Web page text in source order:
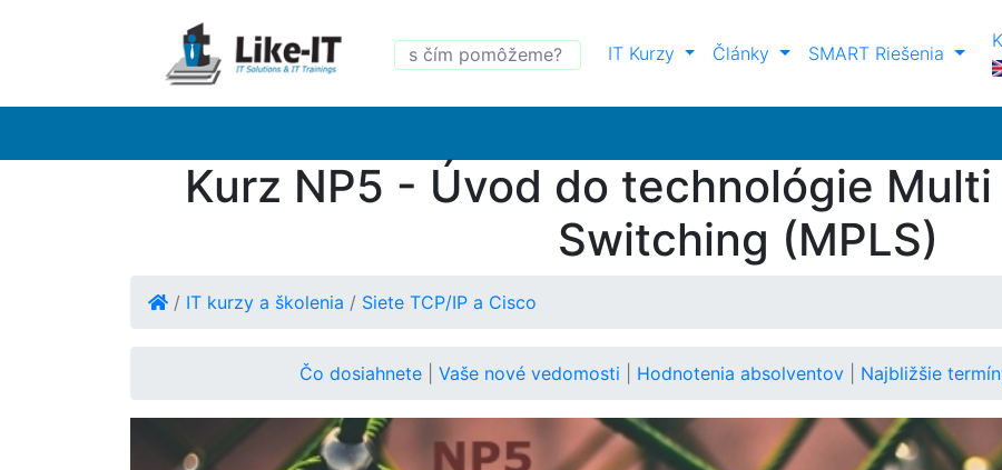
IT Kurzy Články SMART Riešenia
Kurz NP5 - Úvod do technológie
Switching (MPLS)
/ IT kurzy a školenia / Siete TCP/IP a Cisco
Čo dosiahnete Vaše nové vedomosti Hodnotenia absolventov Najbližšie